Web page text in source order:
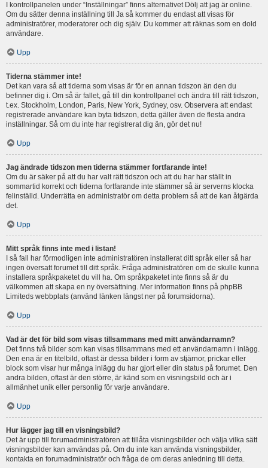
I kontrollpanelen under “Inställningar” finns alternativet Dölj att jag är online.
Om du sätter denna inställning till Ja så kommer du endast att visas för
administratörer, moderatorer och dig själv. Du kommer att räknas som en dold
användare.
Upp
Tiderna stämmer inte!
Det kan vara så att tiderna som visas är för en annan tidszon än den du
befinner dig i. Om så är fallet, gå till din kontrollpanel och ändra till rätt tidszon,
t.ex. Stockholm, London, Paris, New York, Sydney, osv. Observera att endast
registrerade användare kan byta tidszon, detta gäller även de flesta andra
inställningar. Så om du inte har registrerat dig än, gör det nu!
Upp
Jag ändrade tidszon men tiderna stämmer fortfarande inte!
Om du är säker på att du har valt rätt tidszon och att du har har ställt in
sommartid korrekt och tiderna fortfarande inte stämmer så är serverns klocka
felinställd. Underrätta en administratör om detta problem så att de kan åtgärda
det.
Upp
Mitt språk finns inte med i listan!
I så fall har förmodligen inte administratören installerat ditt språk eller så har
ingen översatt forumet till ditt språk. Fråga administratören om de skulle kunna
installera språkpaketet du vill ha. Om språkpaketet inte finns så är du
välkommen att skapa en ny översättning. Mer information finns på phpBB
Limiteds webbplats (använd länken längst ner på forumsidorna).
Upp
Vad är det för bild som visas tillsammans med mitt användarnamn?
Det finns två bilder som kan visas tillsammans med ett användarnamn i inlägg.
Den ena är en titelbild, oftast är dessa bilder i form av stjärnor, prickar eller
block som visar hur många inlägg du har gjort eller din status på forumet. Den
andra bilden, oftast är den större, är känd som en visningsbild och är i
allmänhet unik eller personlig för varje användare.
Upp
Hur lägger jag till en visningsbild?
Det är upp till forumadministratören att tillåta visningsbilder och välja vilka sätt
visningsbilder kan användas på. Om du inte kan använda visningsbilder,
kontakta en forumadministratör och fråga de om deras anledning till detta.